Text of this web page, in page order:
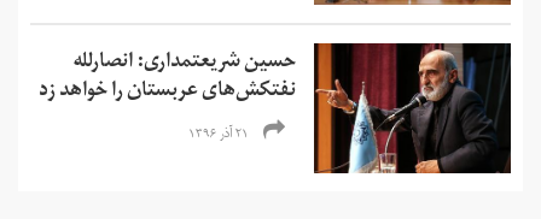
حسین شریعتمداری: انصارلله
نفتکش‌های عربستان را خواهد زد
۲۱ آذر ۱۳۹۶